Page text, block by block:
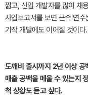
짧고, 신입 개발자를 많이 채
사업보고서를 보면 근속 연
기작 개발에도 이어질 것이다.
도깨비 출시까지 2년 이상
매출 공백을 메울 수 있는지
척 상황도 듣고 싶다.